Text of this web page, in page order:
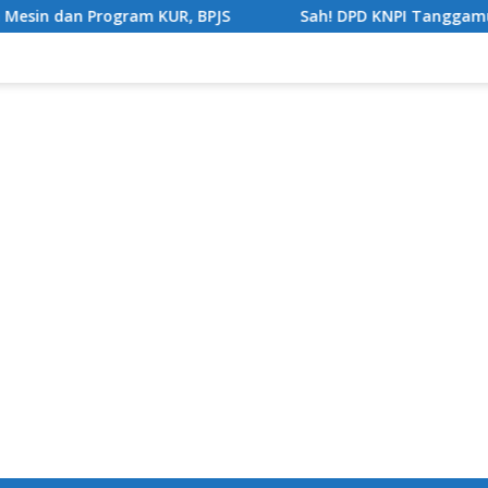
KUR, BPJS Sah! DPD KNPI Tanggamus